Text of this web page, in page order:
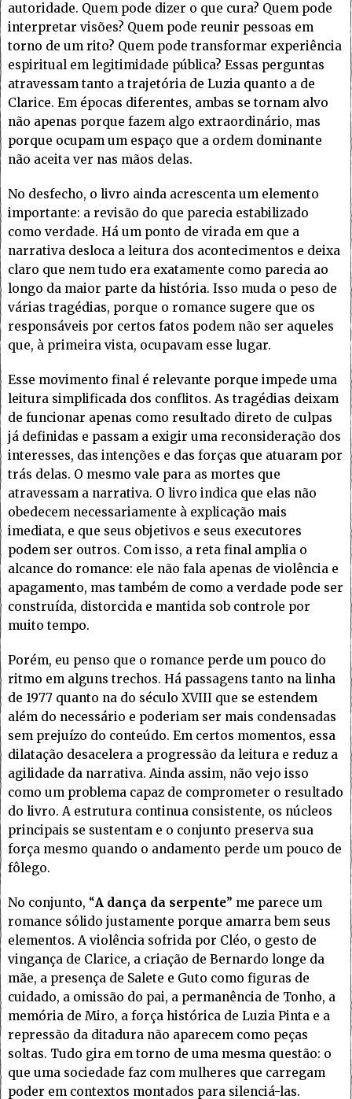
autoridade. Quem pode dizer o que cura? Quem pode
interpretar visões? Quem pode reunir pessoas em
torno de um rito? Quem pode transformar experiência
espiritual em legitimidade pública? Essas perguntas
atravessam tanto a trajetória de Luzia quanto a de
Clarice. Em épocas diferentes, ambas se tornam alvo
não apenas porque fazem algo extraordinário, mas
porque ocupam um espaço que a ordem dominante
não aceita ver nas mãos delas.
No desfecho, o livro ainda acrescenta um elemento
importante: a revisão do que parecia estabilizado
como verdade. Há um ponto de virada em que a
narrativa desloca a leitura dos acontecimentos e deixa
claro que nem tudo era exatamente como parecia ao
longo da maior parte da história. Isso muda o peso de
várias tragédias, porque o romance sugere que os
responsáveis por certos fatos podem não ser aqueles
que, à primeira vista, ocupavam esse lugar.
Esse movimento final é relevante porque impede uma
leitura simplificada dos conflitos. As tragédias deixam
de funcionar apenas como resultado direto de culpas
já definidas e passam a exigir uma reconsideração dos
interesses, das intenções e das forças que atuaram por
trás delas. O mesmo vale para as mortes que
atravessam a narrativa. O livro indica que elas não
obedecem necessariamente à explicação mais
imediata, e que seus objetivos e seus executores
podem ser outros. Com isso, a reta final amplia o
alcance do romance: ele não fala apenas de violência e
apagamento, mas também de como a verdade pode ser
construída, distorcida e mantida sob controle por
muito tempo.
Porém, eu penso que o romance perde um pouco do
ritmo em alguns trechos. Há passagens tanto na linha
de 1977 quanto na do século XVIII que se estendem
além do necessário e poderiam ser mais condensadas
sem prejuízo do conteúdo. Em certos momentos, essa
dilatação desacelera a progressão da leitura e reduz a
agilidade da narrativa. Ainda assim, não vejo isso
como um problema capaz de comprometer o resultado
do livro. A estrutura continua consistente, os núcleos
principais se sustentam e o conjunto preserva sua
força mesmo quando o andamento perde um pouco de
fôlego.
No conjunto, “A dança da serpente” me parece um
romance sólido justamente porque amarra bem seus
elementos. A violência sofrida por Cléo, o gesto de
vingança de Clarice, a criação de Bernardo longe da
mãe, a presença de Salete e Guto como figuras de
cuidado, a omissão do pai, a permanência de Tonho, a
memória de Miro, a força histórica de Luzia Pinta e a
repressão da ditadura não aparecem como peças
soltas. Tudo gira em torno de uma mesma questão: o
que uma sociedade faz com mulheres que carregam
poder em contextos montados para silenciá-las.